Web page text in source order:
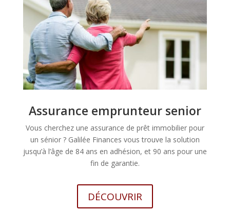
Assurance emprunteur senior
Vous cherchez une assurance de prêt immobilier pour
un sénior ? Galilée Finances vous trouve la solution
jusqu’à l’âge de 84 ans en adhésion, et 90 ans pour une
fin de garantie.
DÉCOUVRIR